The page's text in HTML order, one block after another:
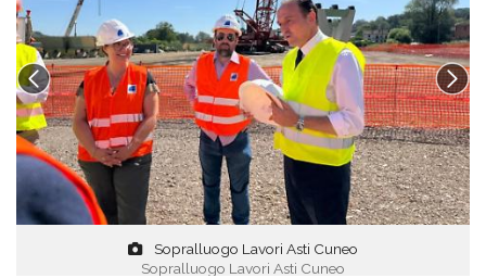
Sopralluogo Lavori Asti Cuneo
Sopralluogo Lavori Asti Cuneo